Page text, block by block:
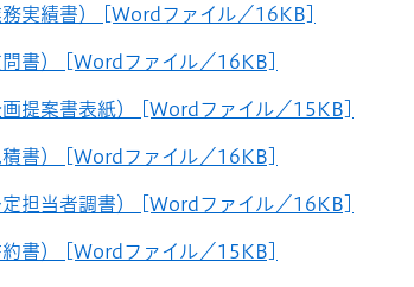
実績書） [Wordファイル／16KB]
書） [Wordファイル／16KB]
提案書表紙） [Wordファイル／15KB]
書） [Wordファイル／16KB]
担当者調書） [Wordファイル／16KB]
書） [Wordファイル／15KB]